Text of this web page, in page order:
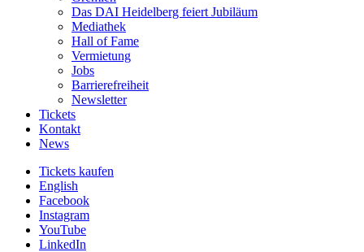
Das DAI Heidelberg feiert Jubiläum
Mediathek
Hall of Fame
Vermietung
Jobs
Barrierefreiheit
Newsletter
Tickets
Kontakt
News
Tickets kaufen
English
Facebook
Instagram
YouTube
LinkedIn